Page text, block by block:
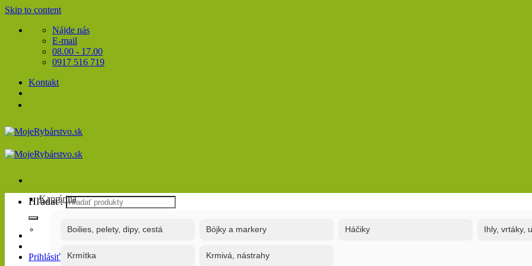
Skip to content
Nájde nás
E-mail
08.00 - 17.00
0917 516 719
Kontakt
Hľadať:
Prihlásiť / Registrovať
Kaprárina
Boilies, pelety, dipy, cestá Bójky a markery Háčiky Ihly, vrtáky,
Krmítka Krmivá, nástrahy